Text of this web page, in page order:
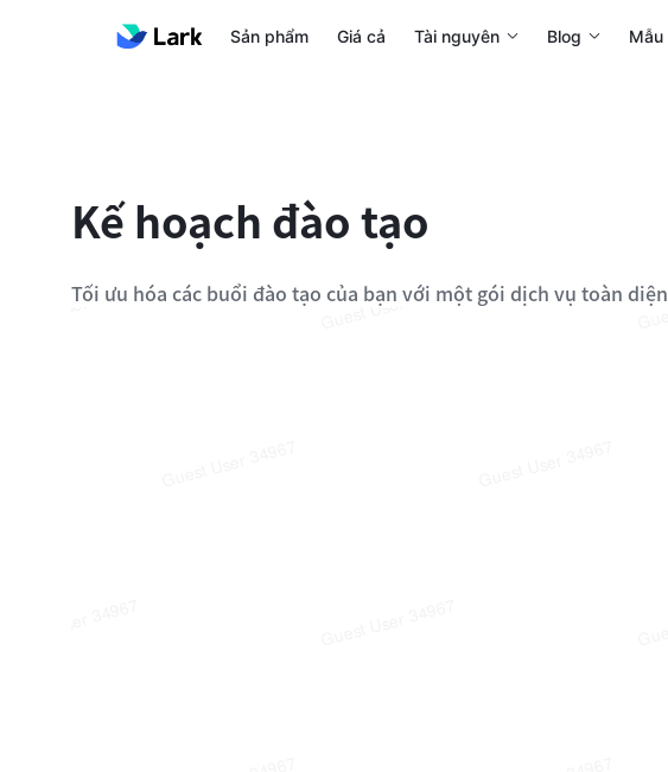
Sản phẩm Giá cả Tài nguyên Blog Mẫu
Kế hoạch đào tạo
Tối ưu hóa các buổi đào tạo của bạn với một gói dịch vụ toàn diện